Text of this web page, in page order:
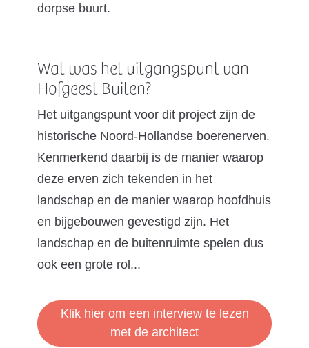
dorpse buurt.
Wat was het uitgangspunt van
Hofgeest Buiten?
Het uitgangspunt voor dit project zijn de
historische Noord-Hollandse boerenerven.
Kenmerkend daarbij is de manier waarop
deze erven zich tekenden in het
landschap en de manier waarop hoofdhuis
en bijgebouwen gevestigd zijn. Het
landschap en de buitenruimte spelen dus
ook een grote rol...
Klik hier om een interview te lezen
met de architect